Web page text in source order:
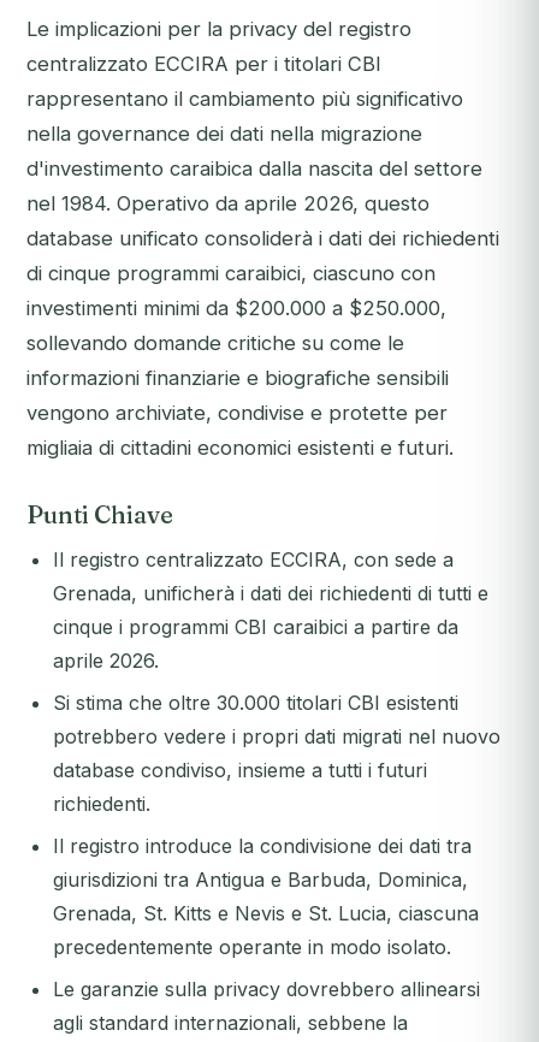
Le implicazioni per la privacy del registro
centralizzato ECCIRA per i titolari CBI
rappresentano il cambiamento più significativo
nella governance dei dati nella migrazione
d'investimento caraibica dalla nascita del settore
nel 1984. Operativo da aprile 2026, questo
database unificato consoliderà i dati dei richiedenti
di cinque programmi caraibici, ciascuno con
investimenti minimi da $200.000 a $250.000,
sollevando domande critiche su come le
informazioni finanziarie e biografiche sensibili
vengono archiviate, condivise e protette per
migliaia di cittadini economici esistenti e futuri.
Punti Chiave
Il registro centralizzato ECCIRA, con sede a
Grenada, unificherà i dati dei richiedenti di tutti e
cinque i programmi CBI caraibici a partire da
aprile 2026.
Si stima che oltre 30.000 titolari CBI esistenti
potrebbero vedere i propri dati migrati nel nuovo
database condiviso, insieme a tutti i futuri
richiedenti.
Il registro introduce la condivisione dei dati tra
giurisdizioni tra Antigua e Barbuda, Dominica,
Grenada, St. Kitts e Nevis e St. Lucia, ciascuna
precedentemente operante in modo isolato.
Le garanzie sulla privacy dovrebbero allinearsi
agli standard internazionali, sebbene la